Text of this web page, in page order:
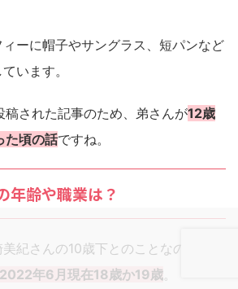
ーに帽子やサングラス、短パンなど
います。
された記事のため、弟さんが12歳
た頃の話ですね。
年齢や職業は？
紀さんの10歳下とのことなので、
年6月現在18歳か19歳 。